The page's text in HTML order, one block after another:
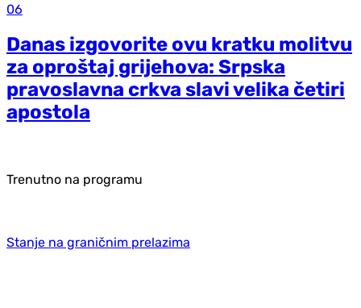
06
Danas izgovorite ovu kratku molitvu
za oproštaj grijehova: Srpska
pravoslavna crkva slavi velika četiri
apostola
Trenutno na programu
Stanje na graničnim prelazima